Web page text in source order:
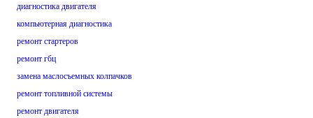
диагностика двигателя
компьютерная диагностика
ремонт стартеров
ремонт гбц
замена маслосъемных колпачков
ремонт топливной системы
ремонт двигателя